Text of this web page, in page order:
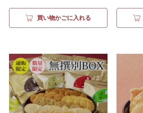
買い物かごに入れる